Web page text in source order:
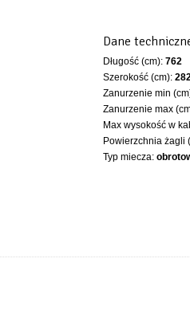
Dane
Długość (cm): 762
Szerokość (cm):
Zanurzenie min
Zanurzenie max
Max wysokość w
Powierzchnia żagli
Typ miecza: